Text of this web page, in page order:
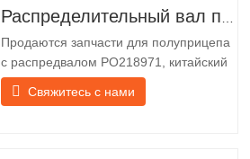
Продаются запчасти для полуприцепа
с распредвалом PO218971, китайский
грузовик Технические характеристики
Продукт Запасные части для прицепов
Свяжитесь с нами